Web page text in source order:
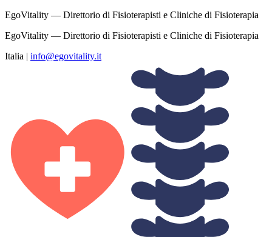
EgoVitality — Direttorio di Fisioterapisti e Cliniche di Fisioterapia
EgoVitality — Direttorio di Fisioterapisti e Cliniche di Fisioterapia
Italia | info@egovitality.it